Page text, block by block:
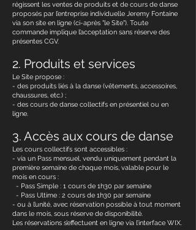
régissent les ventes de produits et de cours de danse
proposés par l’entreprise individuelle Jeremy Fontaine
via son site en ligne (ci-après "le Site"). Toute
commande implique l’acceptation sans réserve des
présentes CGV.
2. Produits et services
Le Site propose :
- des produits liés à la danse (vêtements, accessoires,
chaussures, etc.) ;
- des cours de danse collectifs en présentiel ou en
ligne.
3. Accès aux cours de danse
Les cours collectifs sont accessibles :
- via un Pass mensuel, vendu uniquement pendant la
première semaine de chaque mois, valable pour le
mois en cours :
- Pass Simple : 1 cours de 1h30 par semaine
- Pass Ultime : 2 cours de 1h30 par semaine
- ou à l’unité, avec réservation possible à tout moment
dans le mois, sous réserve de disponibilité.
Les réservations s’effectuent en ligne via l’interface WIX.